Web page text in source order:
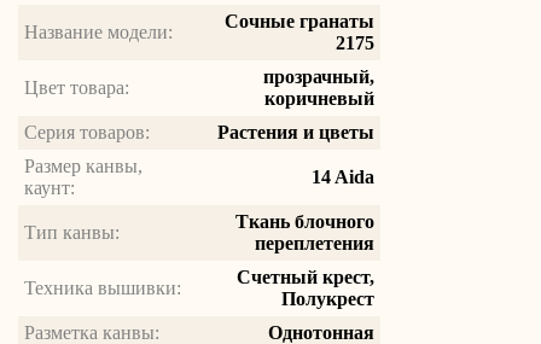
Название модели:
Сочные гранаты
2175
Цвет товара:
прозрачный,
коричневый
Серия товаров:
Растения и цветы
Размер канвы,
каунт:
14 Aida
Тип канвы:
Ткань блочного
переплетения
Техника вышивки:
Счетный крест,
Полукрест
Разметка канвы:
Однотонная